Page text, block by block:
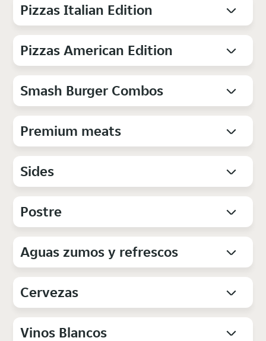
Pizzas Italian Edition
Pizzas American Edition
Smash Burger Combos
Premium meats
Sides
Postre
Aguas zumos y refrescos
Cervezas
Vinos Blancos